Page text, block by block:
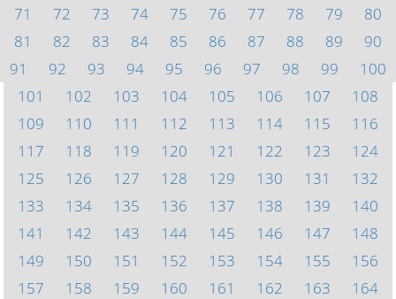
71
72 73 74 75 76 77 78 79
80
81
82 83 84 85 86 87 88 89
90
91
92 93 94 95 96 97 98 99
100
101
102 103 104 105 106 107
108
109
110 111 112 113 114 115
116
117
118 119 120 121 122 123
124
125
126 127 128 129 130 131
132
133
134 135 136 137 138 139
140
141
142 143 144 145 146 147
148
149
150 151 152 153 154 155
156
157
158 159 160 161 162 163
164